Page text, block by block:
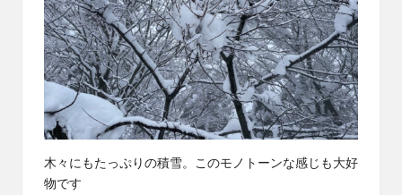
木々にもたっぷりの積雪。このモノトーンな感じも大好
物です